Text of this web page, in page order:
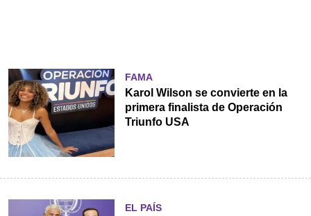
FAMA
Karol Wilson se convierte en la
primera finalista de Operación
Triunfo USA
EL PAÍS